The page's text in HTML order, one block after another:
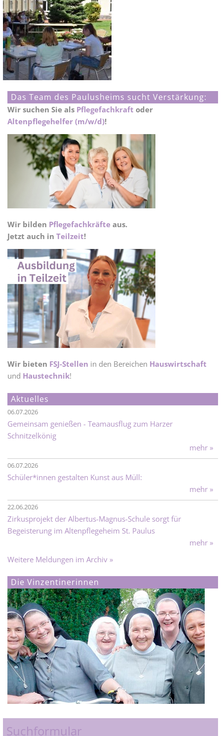
Das Team des Paulusheims sucht Verstärkung:
Wir suchen Sie als Pflegefachkraft oder
Altenpflegehelfer (m/w/d)!
Wir bilden Pflegefachkräfteaus.
Jetzt auch in Teilzeit!
Wir bieten FSJ-Stellen in den Bereichen Hauswirtschaft
und Haustechnik!
Aktuelles
06.07.2026
Gemeinsam genießen - Teamausflug zum Harzer
Schnitzelkönig
mehr »
06.07.2026
Schüler*innen gestalten Kunst aus Müll:
mehr »
22.06.2026
Zirkusprojekt der Albertus-Magnus-Schule sorgt für
Begeisterung im Altenpflegeheim St. Paulus
mehr »
Weitere Meldungen im Archiv »
Die Vinzentinerinnen
Suchformular